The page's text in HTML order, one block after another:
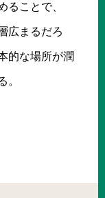
ることで、
広まるだろ
的な場所が潤
。